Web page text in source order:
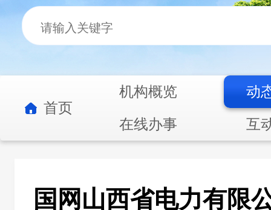
首页
机构概览
动
在线办事
互
国网山西省电力有限